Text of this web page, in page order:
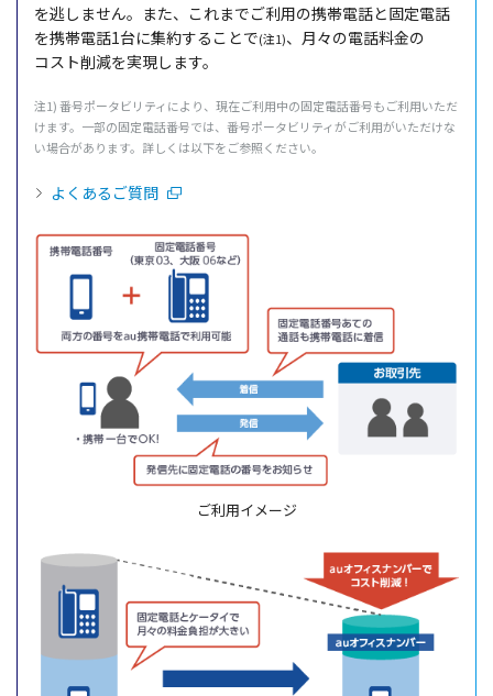
を逃しません。また、これまでご利用の携帯電話と固定電話
を携帯電話1台に集約することで(注1)、月々の電話料金の
コスト削減を実現します。
注1)番号ポータビリティ により、 現在ご利用中の固定電話番号もご利用いただ
けます。 一部の固定電話番号では、 番号ポータビリティがご利用がいただけな
い場合があります。詳しくは以下をご参照ください。
よくあるご質問
ご利用イメージ